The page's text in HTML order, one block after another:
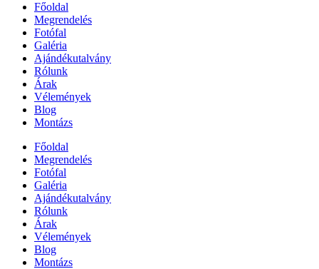
Főoldal
Megrendelés
Fotófal
Galéria
Ajándékutalvány
Rólunk
Árak
Vélemények
Blog
Montázs
Főoldal
Megrendelés
Fotófal
Galéria
Ajándékutalvány
Rólunk
Árak
Vélemények
Blog
Montázs